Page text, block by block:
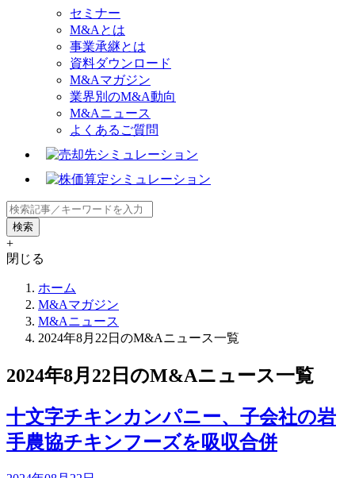
セミナー
M&Aとは
事業承継とは
資料ダウンロード
M&Aマガジン
業界別のM&A動向
M&Aニュース
よくあるご質問
+
閉じる
ホーム
M&Aマガジン
M&Aニュース
2024年8月22日のM&Aニュース一覧
2024年8月22日のM&Aニュース一覧
十文字チキンカンパニー、子会社の岩
手農協チキンフーズを吸収合併